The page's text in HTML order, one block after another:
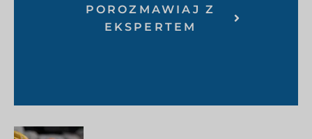
POROZMAWIAJ Z
EKSPERTEM